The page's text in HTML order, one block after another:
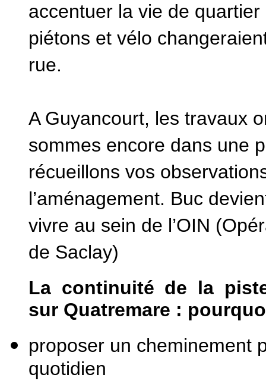
accentuer la vie de
piétons et vélo
rue.
A Guyancourt, les travaux
sommes encore dans une
récueillons vos
l’aménagement. Buc
vivre au sein de l’OIN
de Saclay)
La continuité de la
sur Quatremare :
proposer un cheminement
quotidien